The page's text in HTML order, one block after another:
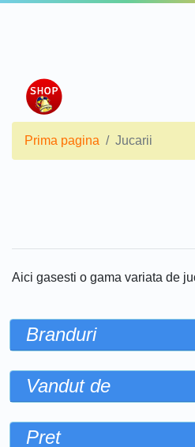
Prima pagina Jucarii
Aici gasesti o gama variata de
Branduri
Vandut de
Pret